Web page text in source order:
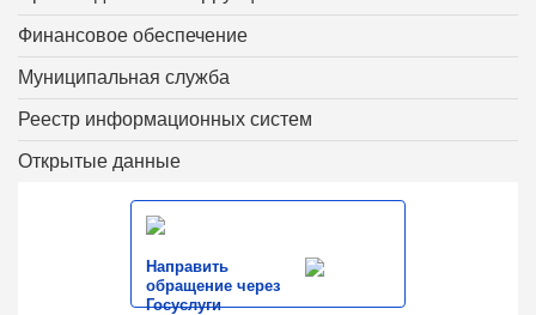
Финансовое обеспечение
Муниципальная служба
Реестр информационных систем
Открытые данные
Направить
обращение через
Госуслуги